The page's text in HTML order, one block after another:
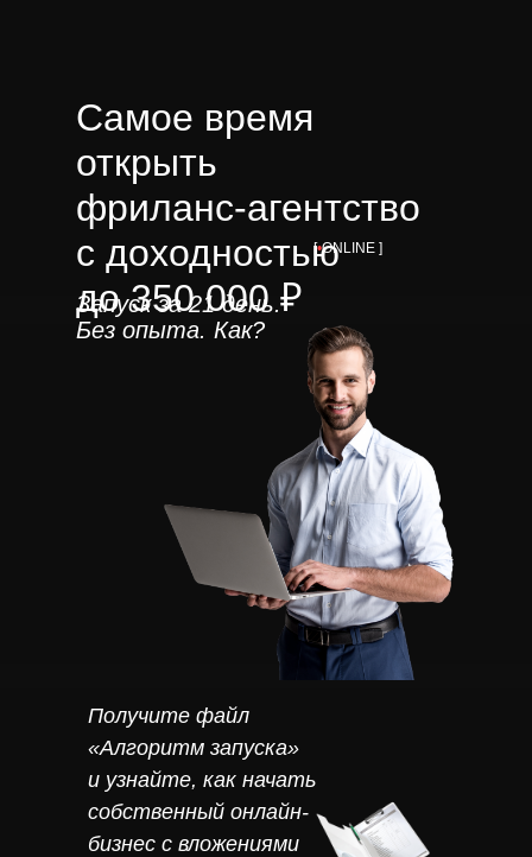
Самое время
открыть
фриланс-агентство
с доходностью
до 350 000₽
Получите файл
«Алгоритм запуска»
и узнайте, как начать
собственный онлайн-
бизнес с вложениями
Запуск за 21 день.
Без опыта. Как?
[•ONLINE ]